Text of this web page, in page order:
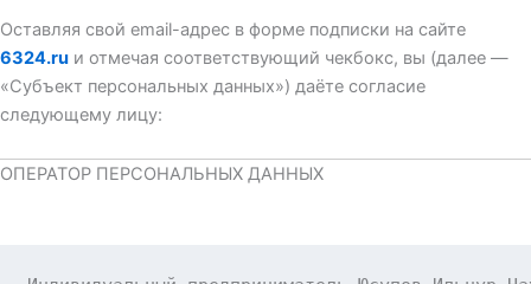
Оставляя свой email-адрес в форме подписки на сайте
6324.ru и отмечая соответствующий чекбокс, вы (далее —
«Субъект персональных данных») даёте согласие
следующему лицу:
ОПЕРАТОР ПЕРСОНАЛЬНЫХ ДАННЫХ